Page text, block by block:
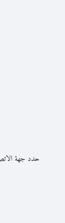
حدد جهة